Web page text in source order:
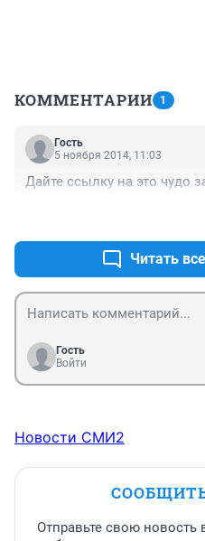
КОММЕНТАРИИ 1
Гость
5 ноября 2014, 11:03
Дайте ссылку на это чудо
Читать
Гость
Войти
Новости СМИ2
Отправьте свою новость